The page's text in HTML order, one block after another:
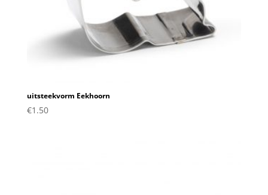
uitsteekvorm Eekhoorn
€1.50